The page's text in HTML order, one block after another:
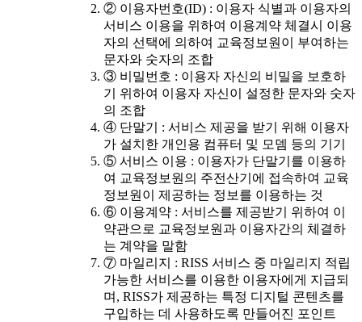
② 이용자번호(ID) : 이용자 식별과 이용자의
서비스 이용을 위하여 이용계약 체결시 이용
자의 선택에 의하여 교육정보원이 부여하는
문자와 숫자의 조합
③ 비밀번호 : 이용자 자신의 비밀을 보호하
기 위하여 이용자 자신이 설정한 문자와 숫자
의 조합
④ 단말기 : 서비스 제공을 받기 위해 이용자
가 설치한 개인용 컴퓨터 및 모뎀 등의 기기
⑤ 서비스 이용 : 이용자가 단말기를 이용하
여 교육정보원의 주전산기에 접속하여 교육
정보원이 제공하는 정보를 이용하는 것
⑥ 이용계약 : 서비스를 제공받기 위하여 이
약관으로 교육정보원과 이용자간의 체결하
는 계약을 말함
⑦ 마일리지 : RISS 서비스 중 마일리지 적립
가능한 서비스를 이용한 이용자에게 지급되
며, RISS가 제공하는 특정 디지털 콘텐츠를
구입하는 데 사용하도록 만들어진 포인트